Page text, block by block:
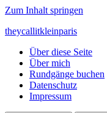
Zum Inhalt springen
theycallitkleinparis
Über diese Seite
Über mich
Rundgänge buchen
Datenschutz
Impressum